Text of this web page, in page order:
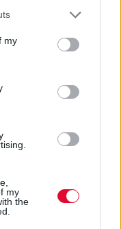
my
my
the
ΜΆΙ 21,2000